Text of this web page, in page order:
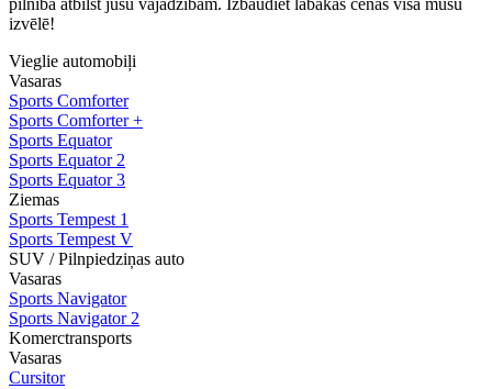
pilnībā atbilst jūsu vajadzībām. Izbaudiet labākās cenas visā mūsu
izvēlē!
Vieglie automobiļi
Vasaras
Sports Comforter
Sports Comforter +
Sports Equator
Sports Equator 2
Sports Equator 3
Ziemas
Sports Tempest 1
Sports Tempest V
SUV / Pilnpiedziņas auto
Vasaras
Sports Navigator
Sports Navigator 2
Komerctransports
Vasaras
Cursitor